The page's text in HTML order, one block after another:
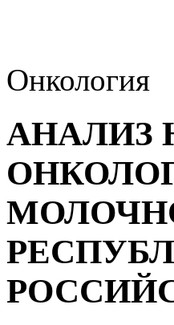
Онкология
АНАЛИЗ